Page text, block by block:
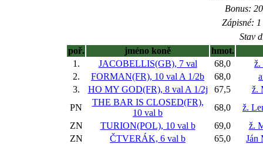
Bonus:
Zápisné:
Stav
poř.
jméno koně
hmot.
1.
JACOBELLIS(GB), 7 val 68,0
ž.
2.
FORMAN(FR), 10 val A 1/2b 68,0
3.
HO MY GOD(FR), 8 val A 1/2j 67,5
ž.
PN
THE BAR IS CLOSED(FR),
10 val b
68,0
ž.
ZN
TURION(POL), 10 val b 69,0
ž.
ZN
ČTVERÁK, 6 val b 65,0
Ján